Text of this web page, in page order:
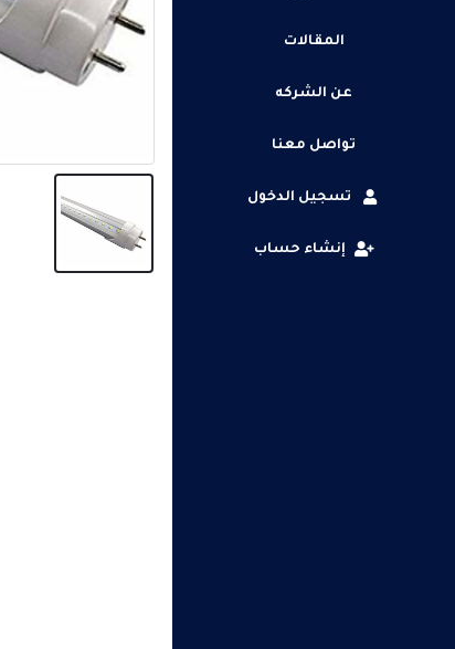
المقالات
عن الشركه
تواصل معنا
تسجيل الدخول
إنشاء حساب